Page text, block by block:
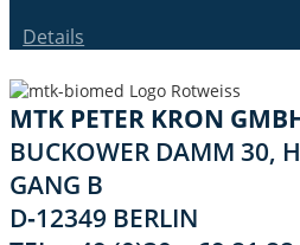
Details
MTK PETER KRON
BUCK­OW­ER DAMM 30,
GANG B
D‑12349 BERLIN